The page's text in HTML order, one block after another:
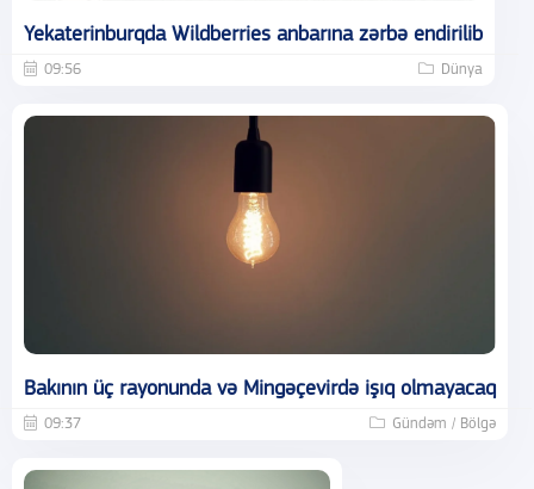
Yekaterinburqda Wildberries anbarına zərbə endirilib
09:56 Dünya
Bakının üç rayonunda və Mingəçevirdə işıq olmayacaq
09:37 Gündəm / Bölgə